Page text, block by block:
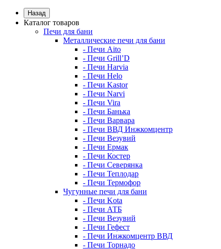
Назад
Каталог товаров
Печи для бани
Металлические печи для бани
- Печи Aito
- Печи Grill’D
- Печи Harvia
- Печи Helo
- Печи Kastor
- Печи Narvi
- Печи Vira
- Печи Банька
- Печи Варвара
- Печи ВВД Инжкомцентр
- Печи Везувий
- Печи Ермак
- Печи Костер
- Печи Северянка
- Печи Теплодар
- Печи Термофор
Чугунные печи для бани
- Печи Kota
- Печи АТБ
- Печи Везувий
- Печи Гефест
- Печи Инжкомцентр ВВД
- Печи Торнадо